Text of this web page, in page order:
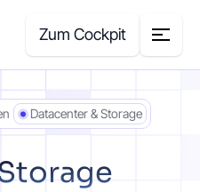
Zum Cockpit
Datacenter & Storage